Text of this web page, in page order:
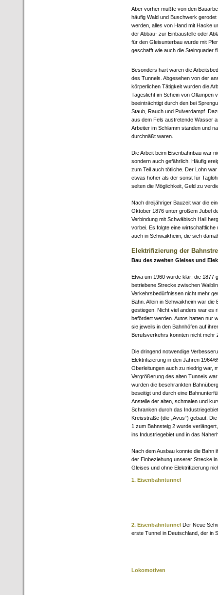
Aber vorher mußte von den
häufig Wald und Buschwerk
werden, alles von Hand mit Hacke
der Abbau- zur Einbaustelle oder
für den Gleisunterbau wurde mit
geschafft wie auch die Steinquader
Besonders hart waren die
des Tunnels. Abgesehen von der
körperlichen Tätigkeit wurden die
Tageslicht im Schein von Öllampen
beeinträchtigt durch den bei
Staub, Rauch und Pulverdampf.
aus dem Fels austretende Wasser
Arbeiter im Schlamm standen und
durchnäßt waren.
Die Arbeit beim Eisenbahnbau war
sondern auch gefährlich. Häufig
zum Teil auch tötliche. Der Lohn
etwas höher als der sonst für
selten die Möglichkeit, Geld zu
Nach dreijähriger Bauzeit war die
Oktober 1876 unter großem Jubel
Verbindung mit Schwäbisch Hall
vorbei. Es folgte eine
auch in Schwaikheim, die sich
Elektrifizierung der
Bau des zweiten Gleises und
Etwa um 1960 wurde klar: die 1877
betriebene Strecke zwischen
Verkehrsbedürfnissen nicht mehr
Bahn. Allein in Schwaikheim war
gestiegen. Nicht viel anders war es
befördert werden. Autos hatten nur
sie jeweils in den Bahnhöfen auf
Berufsverkehrs konnten nicht mehr
Die dringend notwendige
Elektrifizierung in den Jahren 1964/
Oberleitungen auch zu niedrig war,
Vergrößerung des alten Tunnels
wurden die beschrankten
beseitigt und durch eine
Anstelle der alten, schmalen und
Schranken durch das
Kreisstraße (die „Avus“) gebaut.
1 zum Bahnsteig 2 wurde
ins Industriegebiet und in das
Nach dem Ausbau konnte die Bahn
der Einbeziehung unserer Strecke
Gleises und ohne Elektrifizierung
1. Eisenbahntunnel
2. Eisenbahntunnel Der Neue
erste Tunnel in Deutschland, der in
Lokomotiven